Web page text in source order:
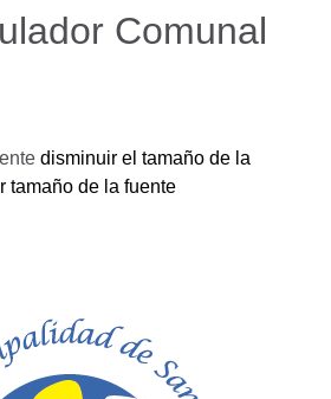
Comunal
disminuir el tamaño de la
tamaño de la fuente